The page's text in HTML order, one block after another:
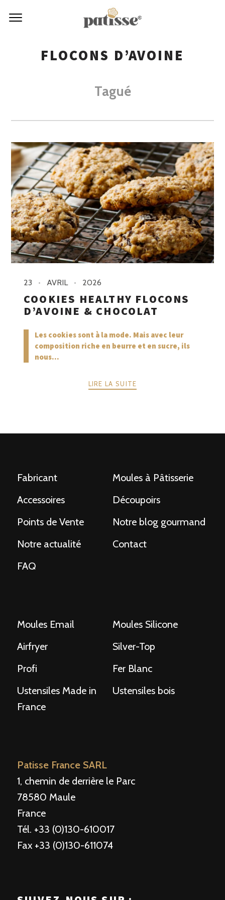
FLOCONS D’AVOINE
Tagué
23 AVRIL 2026
COOKIES HEALTHY FLOCONS
D’AVOINE & CHOCOLAT
Les cookies sont à la mode. Mais avec leur
composition riche en beurre et en sucre, ils
nous...
LIRE LA SUITE
NAVIGATION
Fabricant
Moules à Pâtisserie
Accessoires
Découpoirs
Points de Vente
Notre blog gourmand
Notre actualité
Contact
FAQ
Moules Email
Moules Silicone
Airfryer
Silver-Top
Profi
Fer Blanc
Ustensiles Made in
France
Ustensiles bois
Patisse France SARL
1, chemin de derrière le Parc
78580 Maule
France
Tél. +33 (0)130-610017
Fax +33 (0)130-611074